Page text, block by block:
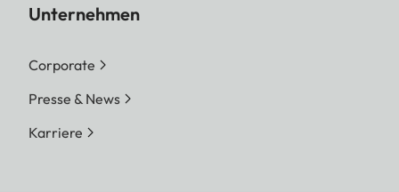
Unternehmen
Corporate
Presse & News
Karriere